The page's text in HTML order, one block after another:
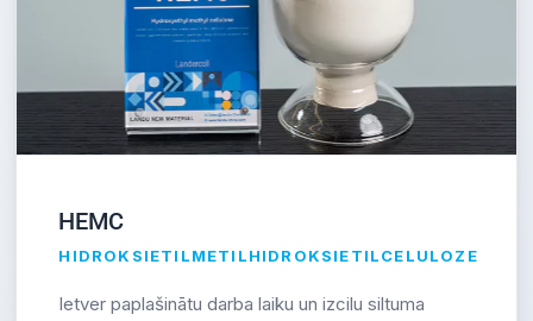
HEMC
HIDROKSIETILMETILHIDROKSIETILCELULOZE
Ietver paplašinātu darba laiku un izcilu siltuma